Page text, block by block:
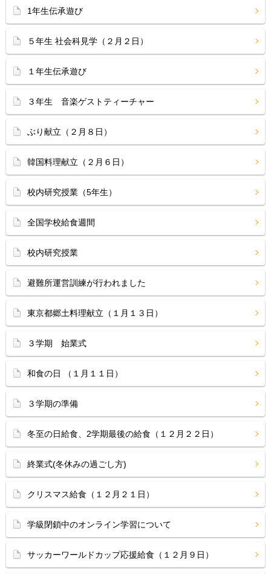
1年生伝承遊び
５年生 社会科見学（２月２日）
１年生伝承遊び
３年生 音楽ゲストティーチャー
ぶり献立（２月８日）
韓国料理献立（２月６日）
校内研究授業（5年生）
全国学校給食週間
校内研究授業
避難所運営訓練が行われました
東京都郷土料理献立（１月１３日）
３学期 始業式
和食の日 （１月１１日）
３学期の準備
冬至の日給食、2学期最後の給食（１２月２２日）
終業式(冬休みの過ごし方)
クリスマス給食（１２月２１日）
学級閉鎖中のオンライン学習について
サッカーワールドカップ応援給食（１２月９日）